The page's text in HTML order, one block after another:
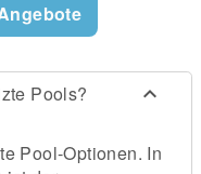
Pools?
Pool-Optionen. In